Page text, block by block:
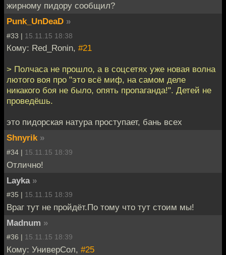
жирному пидору сообщил?
Punk_UnDeaD »
#33 | 15.11.15 18:38
Кому: Red_Ronin, #21
> Полчаса не прошло, а в соцсетях уже новая волна
лютого воя про "это всё миф, на самом деле
никакого боя не было, опять пропаганда!". Детей не
проведёшь.
это пидорская натура проступает, бань всех
Shnyrik »
#34 | 15.11.15 18:39
Отлично!
Layka »
#35 | 15.11.15 18:39
Враг тут не пройдёт.По тому что тут стоим мы!
Madnum »
#36 | 15.11.15 18:39
Кому: УниверСол, #25